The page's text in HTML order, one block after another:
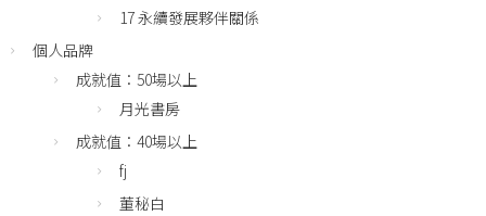
17 永續發展夥伴關係
個人品牌
成就值：50場以上
月光書房
成就值：40場以上
fj
董秘白